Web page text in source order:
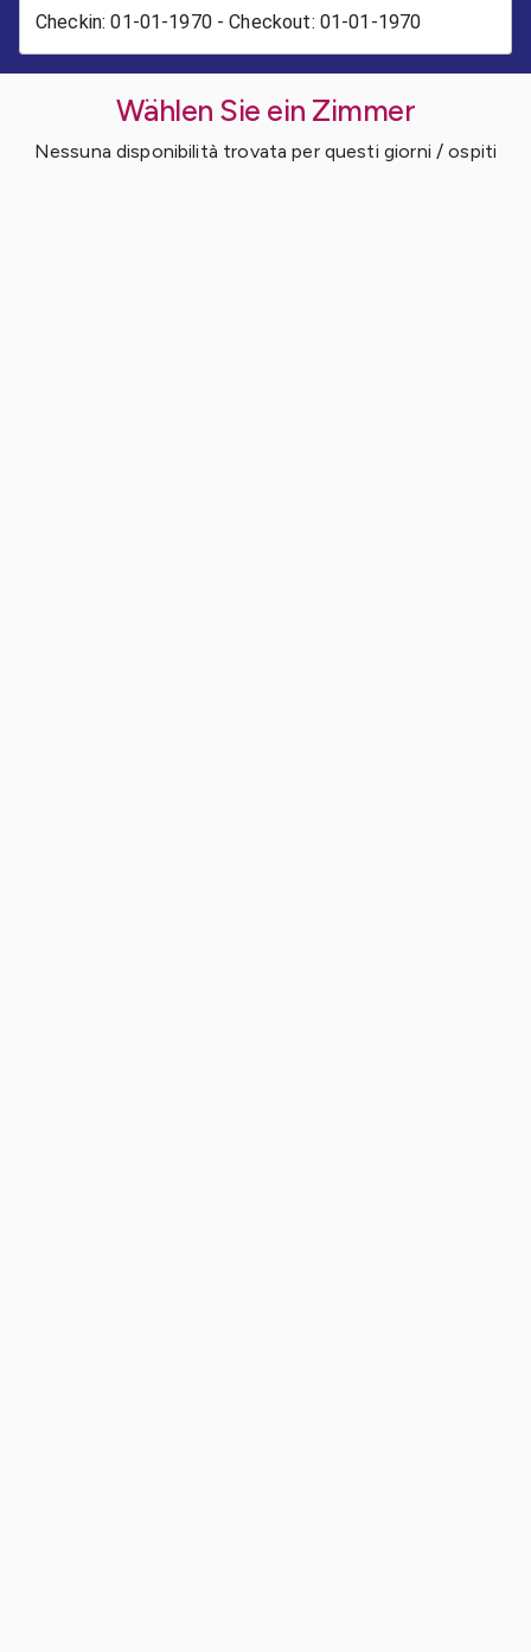
Wählen Sie ein Zimmer
Nessuna disponibilità trovata per questi giorni / ospiti